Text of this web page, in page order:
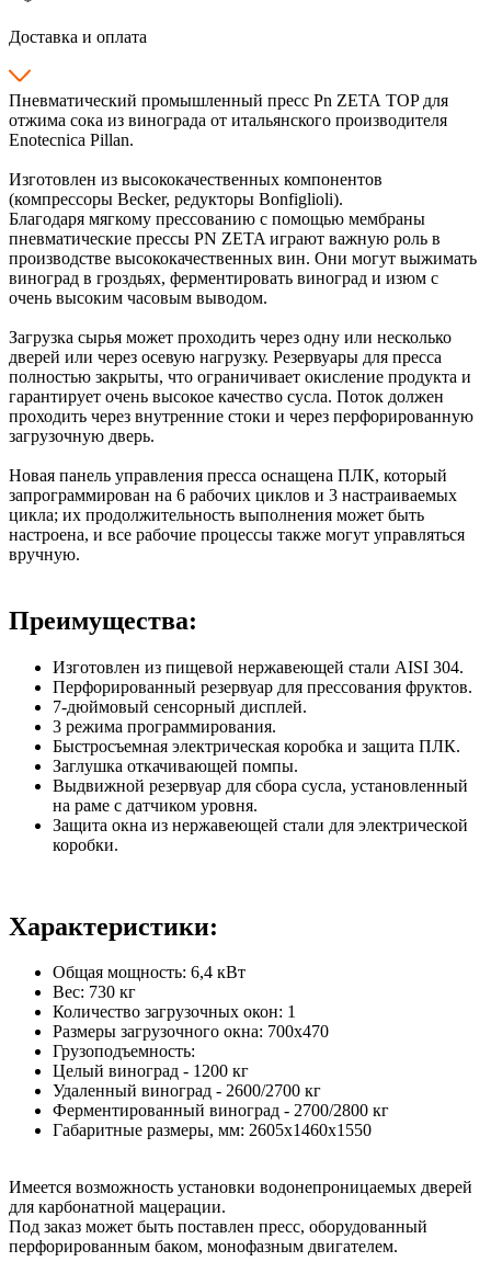
Доставка и оплата
Пневматический промышленный пресс Pn ZETA TOP для
отжима сока из винограда от итальянского производителя
Enotecnica Pillan.
Изготовлен из высококачественных компонентов
(компрессоры Becker, редукторы Bonfiglioli).
Благодаря мягкому прессованию с помощью мембраны
пневматические прессы PN ZETA играют важную роль в
производстве высококачественных вин. Они могут выжимать
виноград в гроздьях, ферментировать виноград и изюм с
очень высоким часовым выводом.
Загрузка сырья может проходить через одну или несколько
дверей или через осевую нагрузку. Резервуары для пресса
полностью закрыты, что ограничивает окисление продукта и
гарантирует очень высокое качество сусла. Поток должен
проходить через внутренние стоки и через перфорированную
загрузочную дверь.
Новая панель управления пресса оснащена ПЛК, который
запрограммирован на 6 рабочих циклов и 3 настраиваемых
цикла; их продолжительность выполнения может быть
настроена, и все рабочие процессы также могут управляться
вручную.
Преимущества:
Изготовлен из пищевой нержавеющей стали AISI 304.
Перфорированный резервуар для прессования фруктов.
7-дюймовый сенсорный дисплей.
3 режима программирования.
Быстросъемная электрическая коробка и защита ПЛК.
Заглушка откачивающей помпы.
Выдвижной резервуар для сбора сусла, установленный
на раме с датчиком уровня.
Защита окна из нержавеющей стали для электрической
коробки.
Характеристики:
Общая мощность: 6,4 кВт
Вес: 730 кг
Количество загрузочных окон: 1
Размеры загрузочного окна: 700х470
Грузоподъемность:
Целый виноград - 1200 кг
Удаленный виноград - 2600/2700 кг
Ферментированный виноград - 2700/2800 кг
Габаритные размеры, мм: 2605x1460x1550
Имеется возможность установки водонепроницаемых дверей
для карбонатной мацерации.
Под заказ может быть поставлен пресс, оборудованный
перфорированным баком, монофазным двигателем.